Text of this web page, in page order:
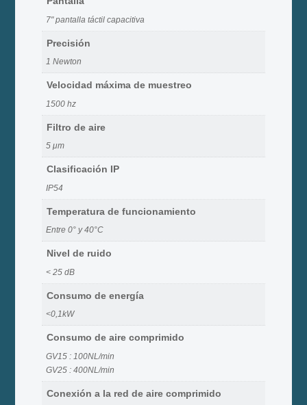
7" pantalla táctil capacitiva
Precisión
1 Newton
Velocidad máxima de muestreo
1500 hz
Filtro de aire
5 μm
Clasificación IP
IP54
Temperatura de funcionamiento
Entre 0° y 40°C
Nivel de ruido
< 25 dB
Consumo de energía
<0,1kW
Consumo de aire comprimido
GV15 : 100NL/min
GV25 : 400NL/min
Conexión a la red de aire comprimido